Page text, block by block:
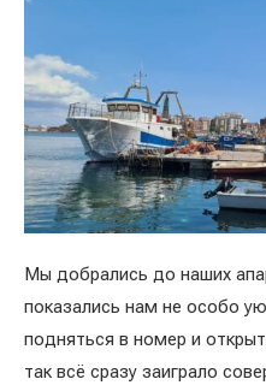
Мы добрались до наших
показались нам не особо
подняться в номер и
так всё сразу заиграло